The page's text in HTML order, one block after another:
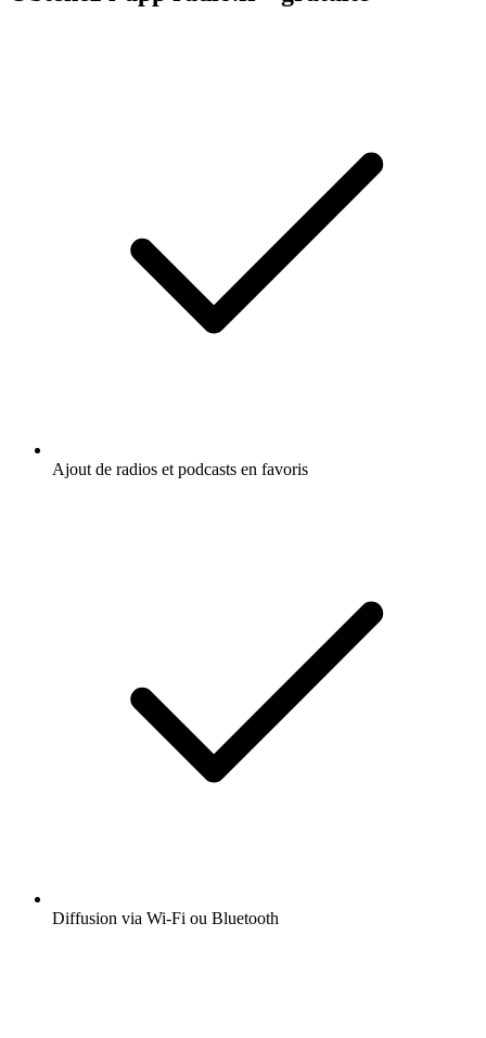
Ajout de radios et podcasts en favoris
Diffusion via Wi-Fi ou Bluetooth